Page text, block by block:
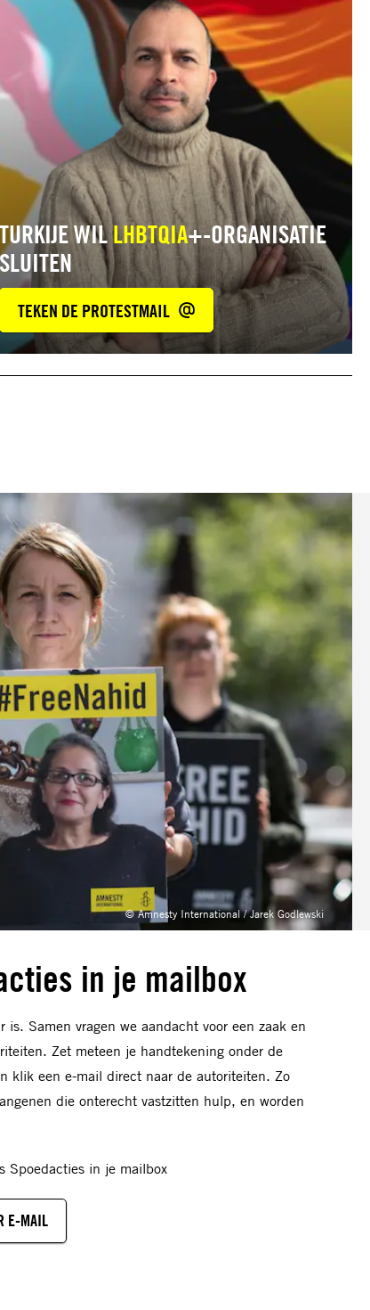
TURKIJE WILLHBTQIA+-ORGANISATIE
TEKEN DE PROTESTMAIL
© Amnesty International / Jarek Godlewski
in je mailbox
is. Samen vragen we aandacht voor een zaak en
Zet meteen je handtekening onder de
klik een e-mail direct naar de autoriteiten. Zo
die onterecht vastzitten hulp, en worden
Spoedacties in je mailbox
E-MAIL